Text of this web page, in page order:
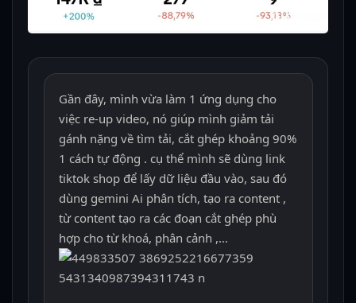
Gần đây, mình vừa làm 1 ứng dụng cho
việc re-up video, nó giúp mình giảm tải
gánh nặng về tìm tải, cắt ghép khoảng 90%
1 cách tự động . cụ thể mình sẽ dùng link
tiktok shop để lấy dữ liệu đầu vào, sau đó
dùng gemini Ai phân tích, tạo ra content ,
từ content tạo ra các đoạn cắt ghép phù
hợp cho từ khoá, phân cảnh ,…